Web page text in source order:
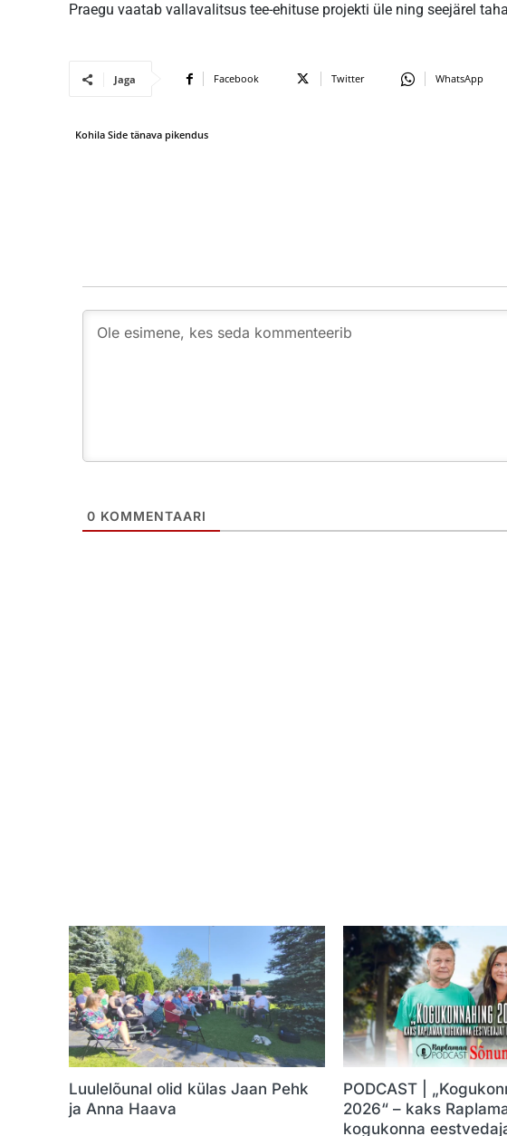
Praegu vaatab vallavalitsus tee-ehituse projekti üle ning seejärel
Jaga Facebook Twitter WhatsApp
Kohila Side tänava pikendus
0 KOMMENTAARI
Luulelõunal olid külas Jaan Pehk
ja Anna Haava
PODCAST |
2026“ – kaks
kogukonna